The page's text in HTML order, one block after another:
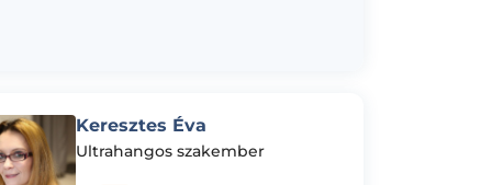
Keresztes Éva
Ultrahangos szakember